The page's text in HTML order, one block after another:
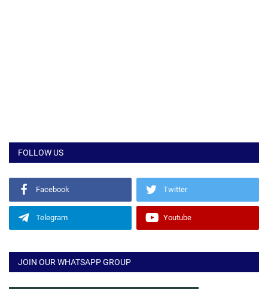
FOLLOW US
Facebook Twitter
Telegram Youtube
JOIN OUR WHATSAPP GROUP